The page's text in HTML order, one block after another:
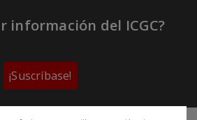
información del ICGC?
¡Suscríbase!